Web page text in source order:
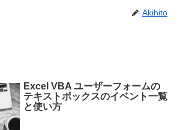
Akihito
Excel VBA ユーザーフォームの
テキストボックスのイベント一覧
と使い方